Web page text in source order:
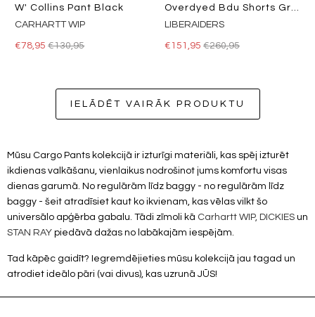
W' Collins Pant Black
CARHARTT WIP
€78,95€130,95
Overdyed Bdu Shorts Green
LIBERAIDERS
€151,95 €260,95
IELĀDĒT VAIRĀK PRODUKTU
Mūsu Cargo Pants kolekcijā ir izturīgi materiāli, kas spēj izturēt
ikdienas valkāšanu, vienlaikus nodrošinot jums komfortu visas
dienas garumā. No regulārām līdz baggy - no regulārām līdz
baggy - šeit atradīsiet kaut ko ikvienam, kas vēlas vilkt šo
universālo apģērba gabalu. Tādi zīmoli kā Carhartt WIP, DICKIES un
STAN RAY piedāvā dažas no labākajām iespējām.
Tad kāpēc gaidīt? Iegremdējieties mūsu kolekcijā jau tagad un
atrodiet ideālo pāri (vai divus), kas uzrunā JŪS!